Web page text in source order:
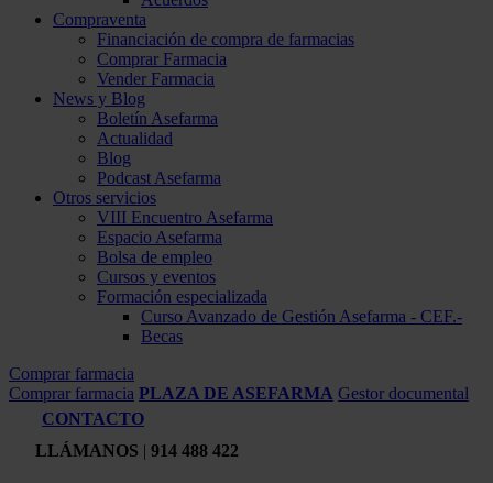
Compraventa
Financiación de compra de farmacias
Comprar Farmacia
Vender Farmacia
News y Blog
Boletín Asefarma
Actualidad
Blog
Podcast Asefarma
Otros servicios
VIII Encuentro Asefarma
Espacio Asefarma
Bolsa de empleo
Cursos y eventos
Formación especializada
Curso Avanzado de Gestión Asefarma - CEF.-
Becas
Comprar farmacia
Comprar farmacia PLAZA DE ASEFARMA Gestor documental
CONTACTO
LLÁMANOS | 914 488 422